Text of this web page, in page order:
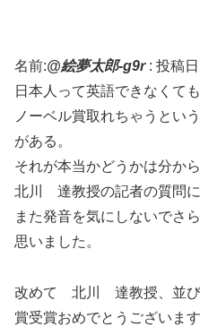
名前:@絵夢太郎-g9r: 投稿
日本人って英語できなくて
ノーベル賞取れちゃうとい
がある。
それが本当かどうかは分から
北川 達教授の記者の質問に
また発音を気にしないでさ
思いました。
改めて 北川 達教授、並び
賞受賞おめでとうございます